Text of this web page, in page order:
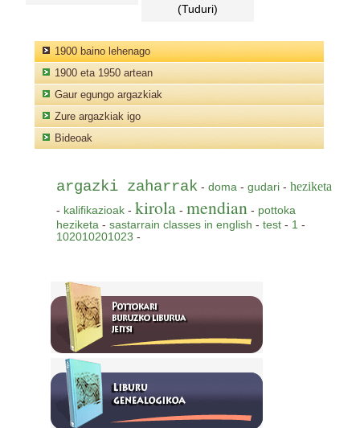
(Tuduri)
1900 baino lehenago
1900 eta 1950 artean
Gaur egungo argazkiak
Zure argazkiak igo
Bideoak
argazki zaharrak- doma- gudari- heziketa
- kalifikazioak- kirola- mendian- pottoka
heziketa- sastarrain classes in english - test- 1 -
102010201023 -